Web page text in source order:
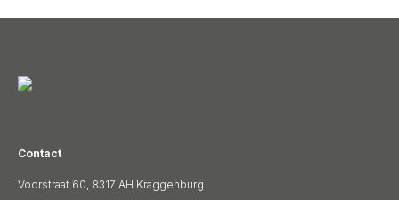
Contact
Voorstraat 60, 8317 AH Kraggenburg